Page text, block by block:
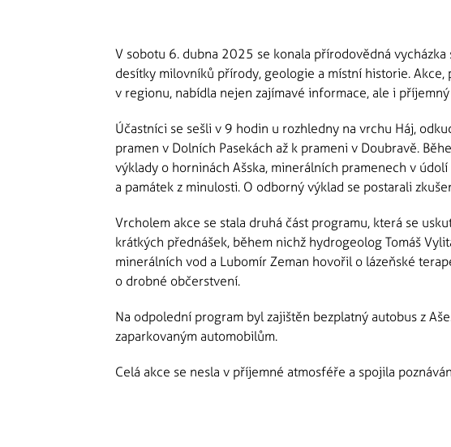
V sobotu 6. dubna 2025 se konala přírodovědná
desítky milovníků přírody, geologie a místní historie.
v regionu, nabídla nejen zajímavé informace, ale i
Účastníci se sešli v 9 hodin u rozhledny na vrchu Háj,
pramen v Dolních Pasekách až k prameni v Doubravě.
výklady o horninách Ašska, minerálních pramenech v
a památek z minulosti. O odborný výklad se postarali
Vrcholem akce se stala druhá část programu, která se
krátkých přednášek, během nichž hydrogeolog Tomáš
minerálních vod a Lubomír Zeman hovořil o lázeňské
o drobné občerstvení.
Na odpolední program byl zajištěn bezplatný autobus z
zaparkovaným automobilům.
Celá akce se nesla v příjemné atmosféře a spojila